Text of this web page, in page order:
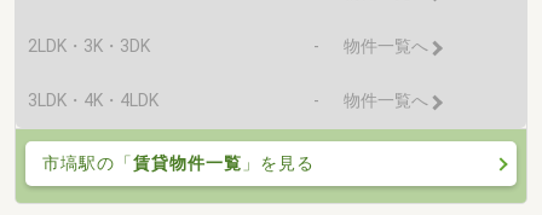
2LDK・3K・3DK - 物件一覧へ
3LDK・4K・4LDK - 物件一覧へ
市塙駅の「賃貸物件一覧 」を見る